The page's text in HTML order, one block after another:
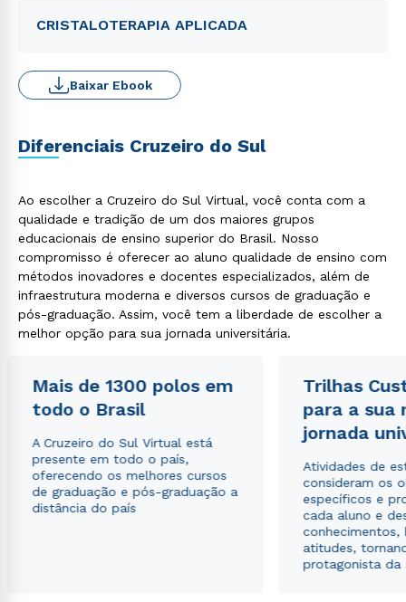
CRISTALOTERAPIA APLICADA
Baixar Ebook
Diferenciais Cruzeiro do Sul
Ao escolher a Cruzeiro do Sul Virtual, você conta com a
qualidade e tradição de um dos maiores grupos
educacionais de ensino superior do Brasil. Nosso
compromisso é oferecer ao aluno qualidade de ensino com
métodos inovadores e docentes especializados, além de
infraestrutura moderna e diversos cursos de graduação e
pós-graduação. Assim, você tem a liberdade de escolher a
melhor opção para sua jornada universitária.
Mais de 1300 polos em
todo o Brasil
A Cruzeiro do Sul Virtual está
presente em todo o país,
oferecendo os melhores cursos
de graduação e pós-graduação a
distância do país
Trilhas
para a sua
jornada
Atividades de
consideram os
específicos e
cada aluno e
conhecimentos,
atitudes,
protagonista da